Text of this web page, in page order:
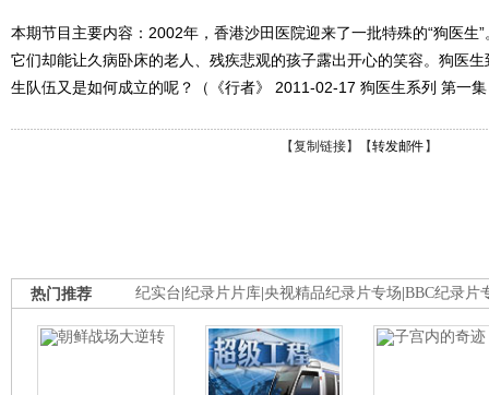
本期节目主要内容：2002年，香港沙田医院迎来了一批特殊的“狗医生
它们却能让久病卧床的老人、残疾悲观的孩子露出开心的笑容。狗医
生队伍又是如何成立的呢？（《行者》 2011-02-17 狗医生系列 第一
【复制链接】【转发邮件 】
纪实台 纪录片片库 央视精品纪录片专场 BBC纪录片
热门推荐